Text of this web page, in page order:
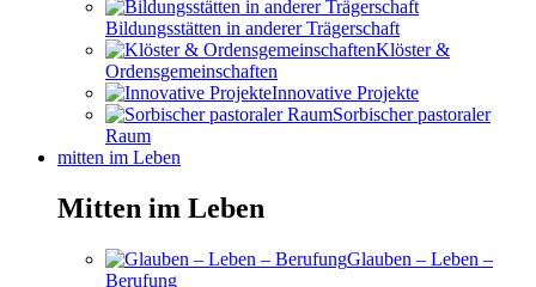
Bildungsstätten in anderer Trägerschaft
Klöster &
Ordensgemeinschaften
Innovative Projekte
Sorbischer pastoraler
Raum
mitten im Leben
Mitten im Leben
Glauben – Leben –
Berufung